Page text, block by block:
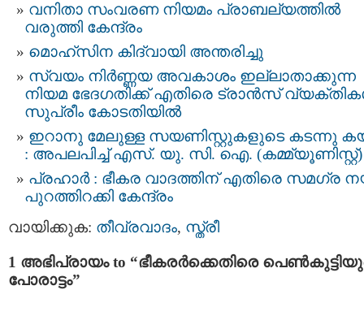
വനിതാ സംവരണ നിയമം പ്രാബല്യത്തിൽ
വരുത്തി കേന്ദ്രം
മൊഹ്‌സിന കിദ്വായി അന്തരിച്ചു
സ്വയം നിർണ്ണയ അവകാശം ഇല്ലാതാക്കുന്ന
നിയമ ഭേദഗതിക്ക് എതിരെ ട്രാൻസ്
സുപ്രീം കോടതിയിൽ
ഇറാനു മേലുള്ള സയണിസ്റ്റുകളുടെ കടന്നു
: അപലപിച്ച് എസ്‌. യു. സി. ഐ. (കമ്മ്യൂണിസ്റ്റ്)
പ്രഹാർ : ഭീകര വാദത്തിന് എതിരെ സമഗ്ര
പുറത്തിറക്കി കേന്ദ്രം
വായിക്കുക: തീവ്രവാദം, സ്ത്രീ
1 അഭിപ്രായം to “ഭീകരര്‍ക്കെതിരെ
പോരാട്ടം”